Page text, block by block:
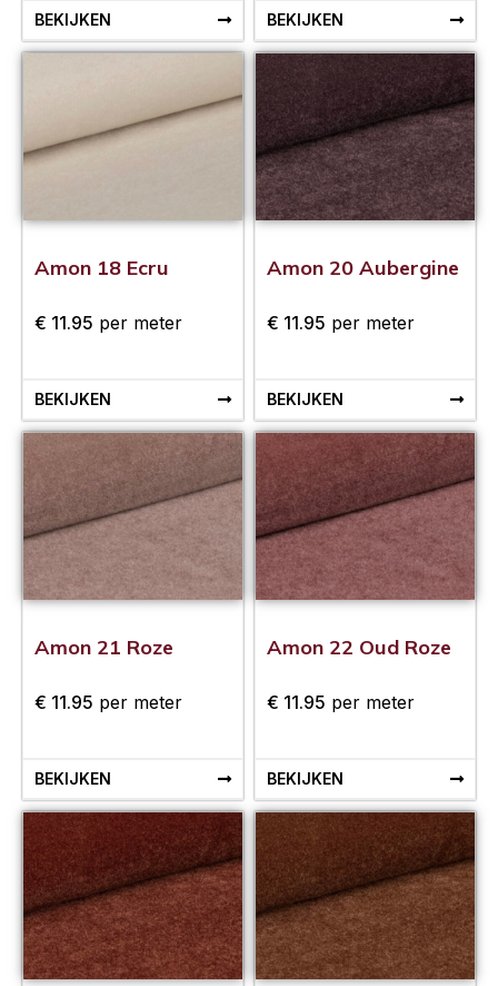
BEKIJKEN BEKIJKEN
Amon 18 Ecru
€ 11.95 per meter
BEKIJKEN
Amon 20 Aubergine
€ 11.95 per meter
BEKIJKEN
Amon 21 Roze
€ 11.95 per meter
BEKIJKEN
Amon 22 Oud Roze
€ 11.95 per meter
BEKIJKEN